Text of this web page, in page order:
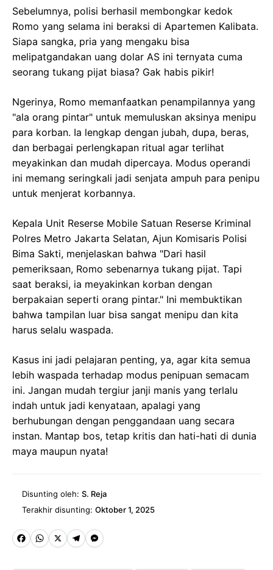
Sebelumnya, polisi berhasil membongkar kedok
Romo yang selama ini beraksi di Apartemen Kalibata.
Siapa sangka, pria yang mengaku bisa
melipatgandakan uang dolar AS ini ternyata cuma
seorang tukang pijat biasa? Gak habis pikir!
Ngerinya, Romo memanfaatkan penampilannya yang
"ala orang pintar" untuk memuluskan aksinya menipu
para korban. Ia lengkap dengan jubah, dupa, beras,
dan berbagai perlengkapan ritual agar terlihat
meyakinkan dan mudah dipercaya. Modus operandi
ini memang seringkali jadi senjata ampuh para penipu
untuk menjerat korbannya.
Kepala Unit Reserse Mobile Satuan Reserse Kriminal
Polres Metro Jakarta Selatan, Ajun Komisaris Polisi
Bima Sakti, menjelaskan bahwa "Dari hasil
pemeriksaan, Romo sebenarnya tukang pijat. Tapi
saat beraksi, ia meyakinkan korban dengan
berpakaian seperti orang pintar." Ini membuktikan
bahwa tampilan luar bisa sangat menipu dan kita
harus selalu waspada.
Kasus ini jadi pelajaran penting, ya, agar kita semua
lebih waspada terhadap modus penipuan semacam
ini. Jangan mudah tergiur janji manis yang terlalu
indah untuk jadi kenyataan, apalagi yang
berhubungan dengan penggandaan uang secara
instan. Mantap bos, tetap kritis dan hati-hati di dunia
maya maupun nyata!
Disunting oleh: S. Reja
Terakhir disunting: Oktober 1, 2025
Fa W
X
Te M